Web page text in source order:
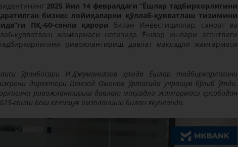
2025 йил 14 февралдаги “Ёшлар тадбиркорлигини
бизнес лойиҳаларни қўллаб-қувватлаш тизимини
ПҚ-60-сонли қарори билан Инвестициялар, саноат ва
қувватлаш жамғармаси негизида Ёшлар ишлари агентлиги
ривожлантириш давлат мақсадли жамғармаси
ўринбосари И.Джуманиязов ҳамда Ёшлар тадбиркорлигини
директори Шахзод Омонов ўртасида учрашув бўлиб ўтди.
ривожлантириш давлат мақсадли жамғармаси ҳисобидан
сонли бош келишув имзоланиши билан якунланди.